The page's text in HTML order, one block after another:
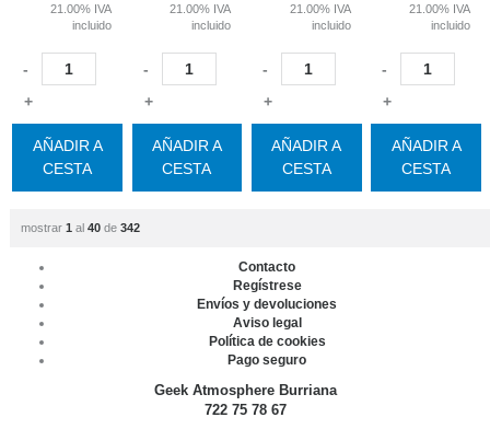
21.00% IVA
incluido
-
+
AÑADIR A
CESTA
21.00% IVA
incluido
-
+
AÑADIR A
CESTA
21.00% IVA
incluido
-
+
AÑADIR A
CESTA
21.00% IVA
incluido
-
+
AÑADIR A
CESTA
mostrar 1 al 40de 342
Contacto
Regístrese
Envíos y devoluciones
Aviso legal
Política de cookies
Pago seguro
Geek Atmosphere Burriana
722 75 78 67